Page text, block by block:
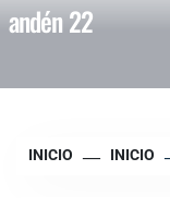
andén 22
INICIO INICIO